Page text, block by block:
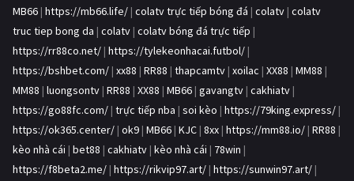
MB66 | https://mb66.life/ | colatv trực tiếp bóng đá | colatv | colatv
truc tiep bong da | colatv | colatv bóng đá trực tiếp |
https://rr88co.net/ | https://tylekeonhacai.futbol/ |
https://bshbet.com/ | xx88 | RR88 | thapcamtv | xoilac | XX88 | MM88 |
MM88 | luongsontv | RR88 | XX88 | MB66 | gavangtv | cakhiatv |
https://go88fc.com/ | trực tiếp nba | soi kèo | https://79king.express/ |
https://ok365.center/ | ok9 | MB66 | KJC | 8xx | https://mm88.io/ | RR88 |
kèo nhà cái | bet88 | cakhiatv | kèo nhà cái | 78win |
https://f8beta2.me/ | https://rikvip97.art/ | https://sunwin97.art/ |